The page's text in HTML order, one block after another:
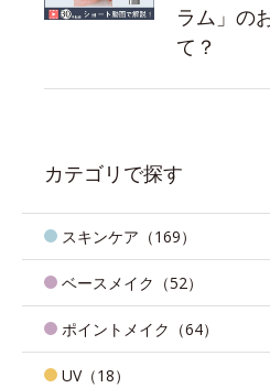
ラム」の
て？
カテゴリで探す
スキンケア（169）
ベースメイク（52）
ポイントメイク（64）
UV（18）